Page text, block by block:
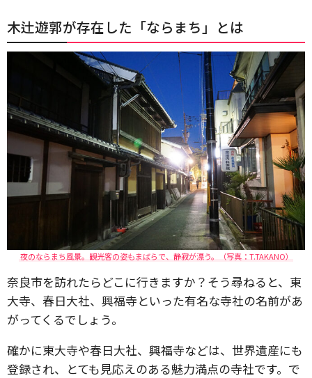
木辻遊郭が存在した「ならまち」とは
夜のならまち風景。観光客の姿もまばらで、静寂が漂う。（写真：T.TAKANO）
奈良市を訪れたらどこに行きますか？そう尋ねると、東
大寺、春日大社、興福寺といった有名な寺社の名前があ
がってくるでしょう。
確かに東大寺や春日大社、興福寺などは、世界遺産にも
登録され、とても見応えのある魅力満点の寺社です。で